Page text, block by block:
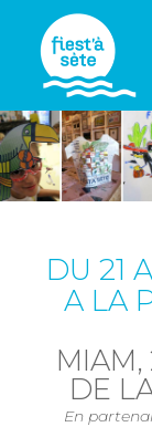
DU 21
A LA
MIAM,
DE
En